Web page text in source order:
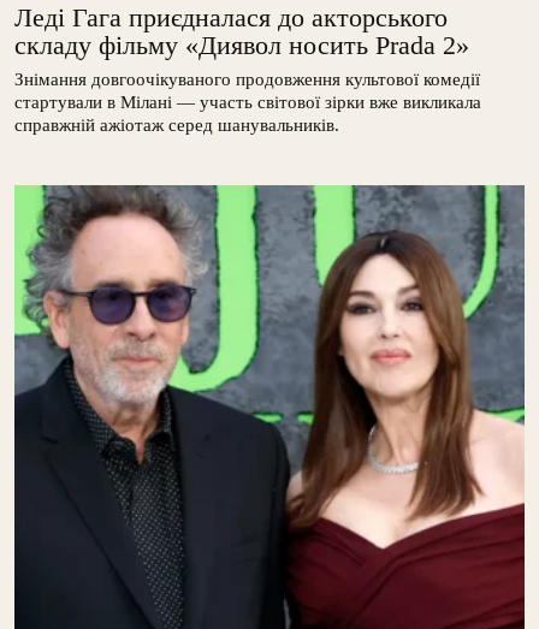
Леді Гага приєдналася до акторського
складу фільму «Диявол носить Prada 2»
Знімання довгоочікуваного продовження культової комедії
стартували в Мілані — участь світової зірки вже викликала
справжній ажіотаж серед шанувальників.